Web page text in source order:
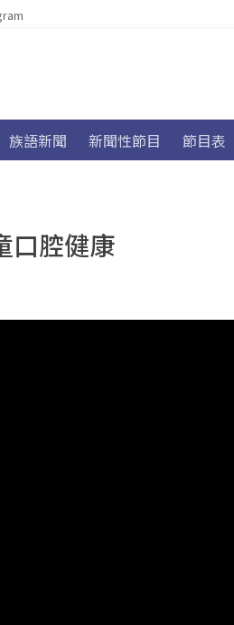
族語新聞 新聞性節目 節目表
口腔健康